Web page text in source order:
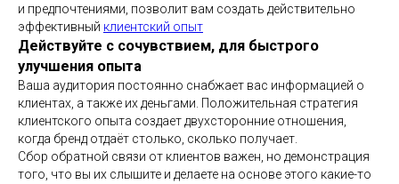
и предпочтениями, позволит вам создать действительно
эффективный клиентский опыт
Действуйте с сочувствием, для быстрого
улучшения опыта
Ваша аудитория постоянно снабжает вас информацией о
клиентах, а также их деньгами. Положительная стратегия
клиентского опыта создает двухсторонние отношения,
когда бренд отдаёт столько, сколько получает.
Сбор обратной связи от клиентов важен, но демонстрация
того, что вы их слышите и делаете на основе этого какие-то